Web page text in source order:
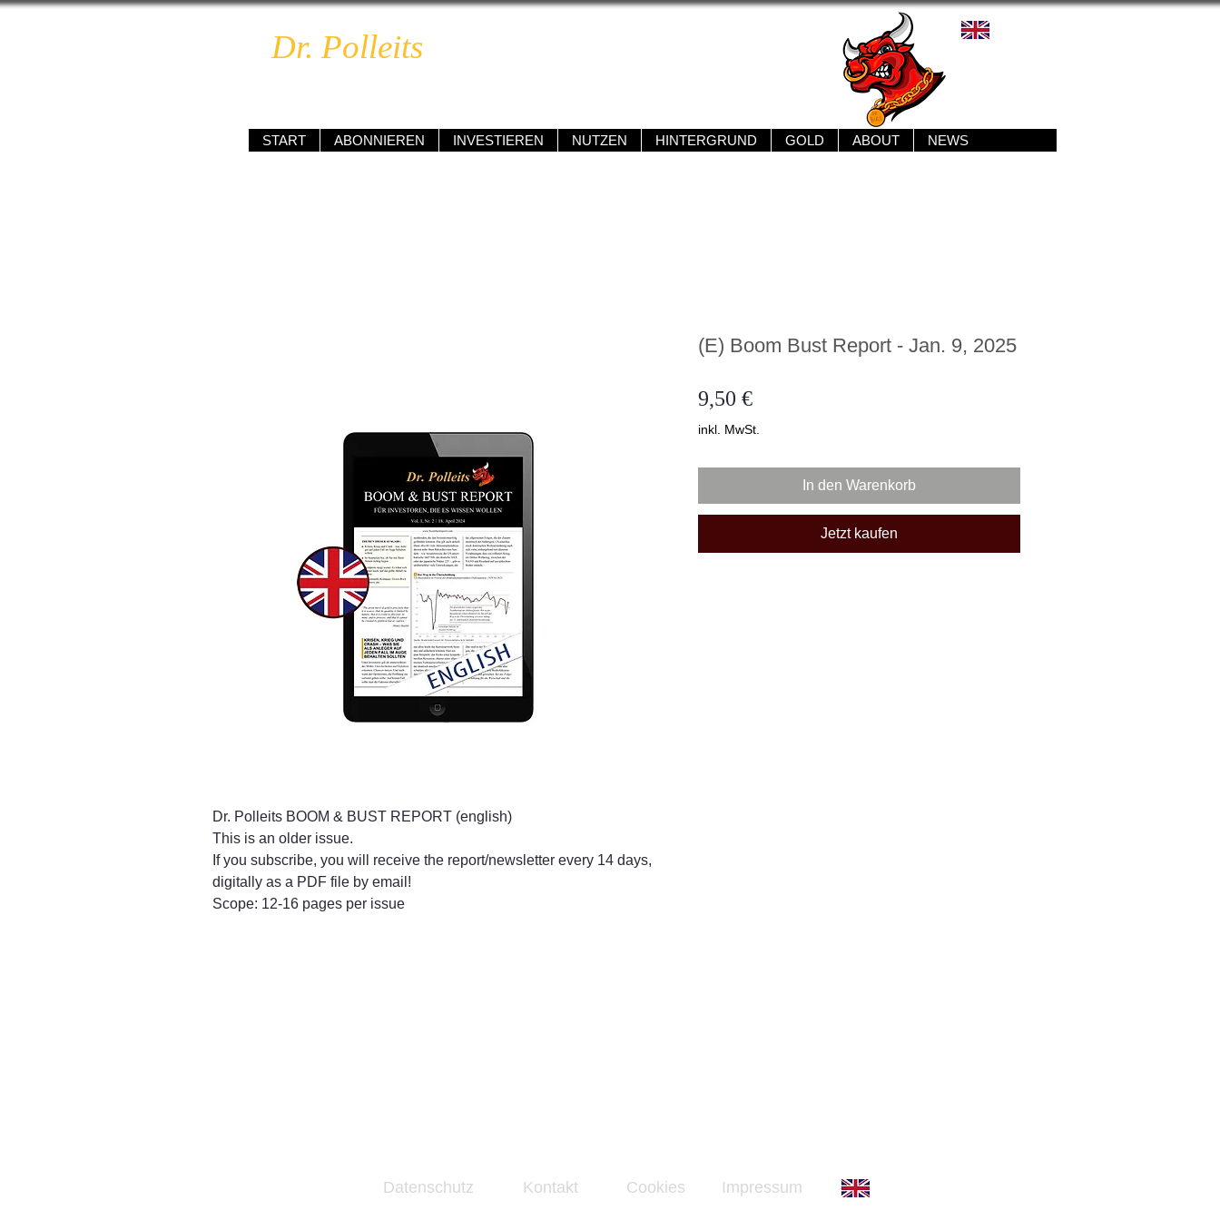
Dr. Polleits
START ABONNIEREN INVESTIEREN NUTZEN HINTERGRUND GOLD ABOUT NEWS
Dr. Polleits BOOM & BUST REPORT (english)
This is an older issue.
If you subscribe, you will receive the report/newsletter every 14 days,
digitally as a PDF file by email!
Scope: 12-16 pages per issue
(E) Boom Bust Report - Jan. 9, 2025
9,50 €Preis
inkl. MwSt.
In den Warenkorb
Jetzt kaufen
Datenschutz Kontakt Cookies Impressum